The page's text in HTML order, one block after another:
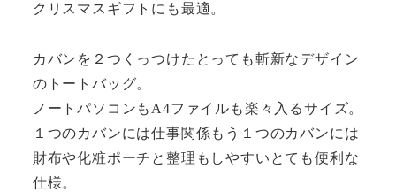
クリスマスギフトにも最適。
カバンを２つくっつけたとっても斬新なデザイン
のトートバッグ。
ノートパソコンもA4ファイルも楽々入るサイズ。
１つのカバンには仕事関係もう１つのカバンには
財布や化粧ポーチと整理もしやすいとても便利な
仕様。